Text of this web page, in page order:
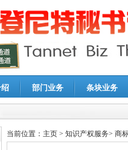
部门业务 条块业务
申报鉴证
当前位置： 主页 > 知识产权服务> 商